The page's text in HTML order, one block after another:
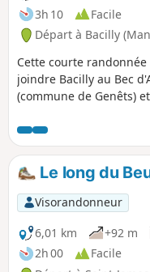
3h 10
Facile
Départ à Bacilly
Cette courte
joindre Bacilly au Bec
(commune de Genêts)
Michel sur les grèves et
L'idéal est de la
lever du soleil sur la
coucher du soleil.
Le long du
Visorandonneur
6,01 km
+92 m
2h 00
Facile